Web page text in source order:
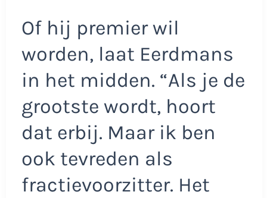
Of hij premier wil
worden, laat Eerdmans
in het midden. “Als je de
grootste wordt, hoort
dat erbij. Maar ik ben
ook tevreden als
fractievoorzitter. Het